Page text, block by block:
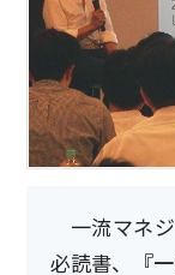
一流マネ
必読書、
『